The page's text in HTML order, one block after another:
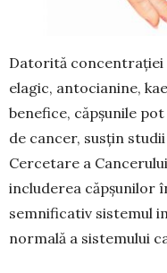
Datorită concentrației
elagic, antocianine,
benefice, căpșunile
de cancer, susțin
Cercetare a
includerea căpșunilor
semnificativ sistemul
normală a sistemului